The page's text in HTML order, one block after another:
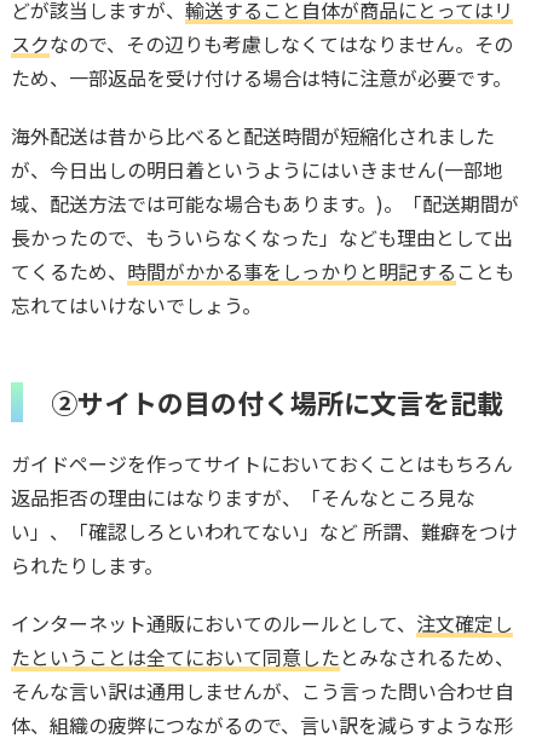
どが該当しますが、 輸送すること自体が商品にとってはリ
スクなので、その辺りも考慮しなくてはなりません。その
ため、一部返品を受け付ける場合は特に注意が必要です。
海外配送は昔から比べると配送時間が短縮化されました
が、今日出しの明日着というようにはいきません(一部地
域、配送方法では可能な場合もあります。)。「配送期間が
長かったので、もういらなくなった」なども理由として出
てくるため、 時間がかかる事をしっかりと明記する ことも
忘れてはいけないでしょう。
②サイトの目の付く場所に文言を記載
ガイドページを作ってサイトにおいておくことはもちろん
返品拒否の理由にはなりますが、「そんなところ見な
い」、「確認しろといわれてない」など 所謂、難癖をつけ
られたりします。
インターネット通販においてのルールとして、 注文確定し
たということは全てにおいて同意したとみなされるため、
そんな言い訳は通用しませんが、こう言った問い合わせ自
体、組織の疲弊につながるので、言い訳を減らすような形